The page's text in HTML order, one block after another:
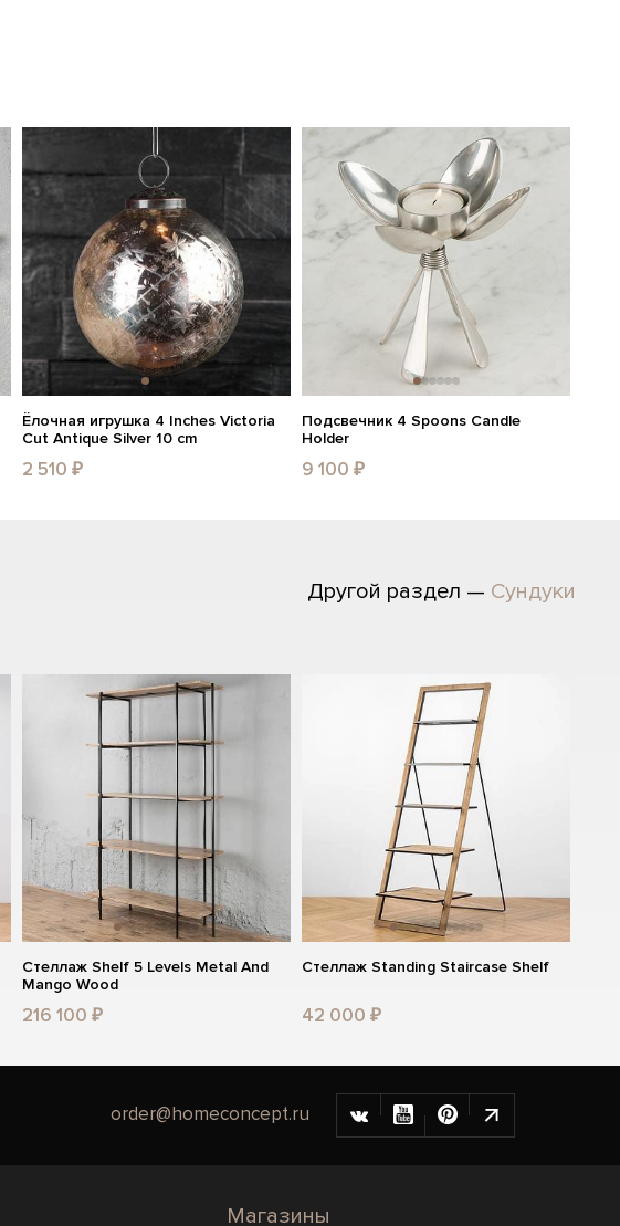
Ёлочная игрушка 4 Inches Victoria
Cut Antique Silver 10 cm
2 510 ₽
Подсвечник 4 Spoons Candle
Holder
9 100 ₽
Другой раздел — Сундуки
Стеллаж Shelf 5 Levels Metal And
Mango Wood
216 100 ₽
Стеллаж Standing Staircase Shelf
42 000 ₽
order@homeconcept.ru
Магазины